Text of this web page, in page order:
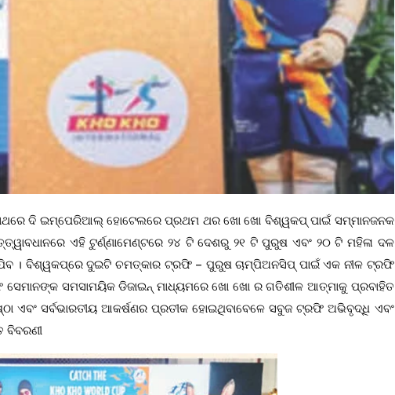
ଦି ଇମ୍ପେରିଆଲ୍ ହୋଟେଲରେ ପ୍ରଥମ ଥର ଖୋ ଖୋ ବିଶ୍ୱକପ୍ ପାଇଁ ସମ୍ମାନଜନକ
ଏହି ଟୁର୍ଣ୍ଣାମେଣ୍ଟରେ ୨୪ ଟି ଦେଶରୁ ୨୧ ଟି ପୁରୁଷ ଏବଂ ୨୦ ଟି ମହିଳା ଦଳ
। ବିଶ୍ୱକପ୍‌ରେ ଦୁଇଟି ଚମତ୍କାର ଟ୍ରଫି – ପୁରୁଷ ଚାମ୍ପିଅନସିପ୍ ପାଇଁ ଏକ ନୀଳ ଟ୍ରଫି
ସମସାମୟିକ ଡିଜାଇନ୍ ମାଧ୍ୟମରେ ଖୋ ଖୋ ର ଗତିଶୀଳ ଆତ୍ମାକୁ ପ୍ରବାହିତ
ଏବଂ ସର୍ବଭାରତୀୟ ଆକର୍ଷଣର ପ୍ରତୀକ ହୋଇଥିବାବେଳେ ସବୁଜ ଟ୍ରଫି ଅଭିବୃଦ୍ଧି ଏବଂ
ବିବରଣୀ